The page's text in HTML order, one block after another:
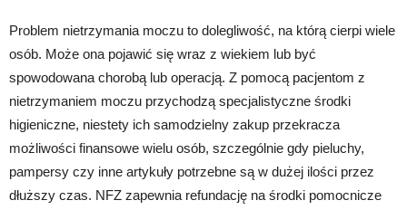
Problem nietrzymania moczu to dolegliwość, na którą cierpi wiele
osób. Może ona pojawić się wraz z wiekiem lub być
spowodowana chorobą lub operacją. Z pomocą pacjentom z
nietrzymaniem moczu przychodzą specjalistyczne środki
higieniczne, niestety ich samodzielny zakup przekracza
możliwości finansowe wielu osób, szczególnie gdy pieluchy,
pampersy czy inne artykuły potrzebne są w dużej ilości przez
dłuższy czas. NFZ zapewnia refundację na środki pomocnicze